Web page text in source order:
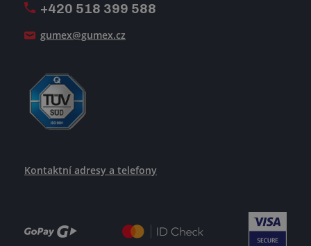
+420 518 399 588
gumex@gumex.cz
Kontaktní adresy a telefony